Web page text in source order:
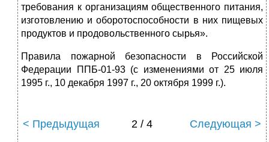
требования к организациям общественного питания,
изготовлению и оборотоспособности в них пищевых
продуктов и продовольственного сырья».
Правила пожарной безопасности в Российской
Федерации ППБ-01-93 (с изменениями от 25 июля
1995 г., 10 декабря 1997 г., 20 октября 1999 г.).
< Предыдущая 2 / 4 Следующая >